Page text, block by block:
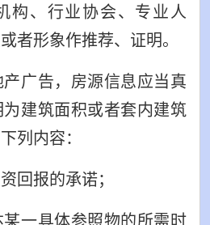
构、行业协会、专业人
者形象作推荐、证明。
广告，房源信息应当真
建筑面积或者套内建筑
列内容：
回报的承诺；